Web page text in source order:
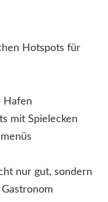
Hotspots für
Hafen
mit Spielecken
nur gut, sondern